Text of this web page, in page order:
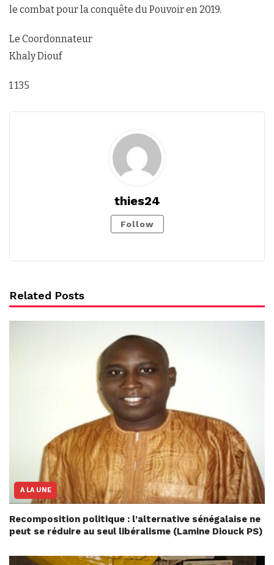
le combat pour la conquête du Pouvoir en 2019.
Le Coordonnateur
Khaly Diouf
1 135
thies24
Follow
Related Posts
A LA UNE
Recomposition politique : l’alternative sénégalaise ne
peut se réduire au seul libéralisme (Lamine Diouck PS)